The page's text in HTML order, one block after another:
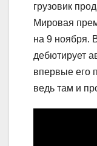
грузовик
Мировая
на 9 ноября.
дебютирует
впервые его
ведь там и